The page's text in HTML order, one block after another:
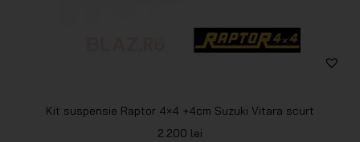
Kit suspensie Raptor 4×4 +4cm Suzuki Vitara scurt
2.200 lei